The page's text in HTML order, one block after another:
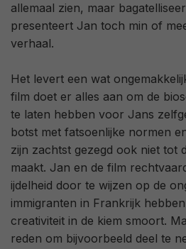
allemaal zien, maar
presenteert Jan toch min of
verhaal.
Het levert een wat
film doet er alles aan om de
te laten hebben voor Jans
botst met fatsoenlijke normen
zijn zachtst gezegd ook niet tot
maakt. Jan en de film
ijdelheid door te wijzen op de
immigranten in Frankrijk
creativiteit in de kiem smoort.
reden om bijvoorbeeld deel te